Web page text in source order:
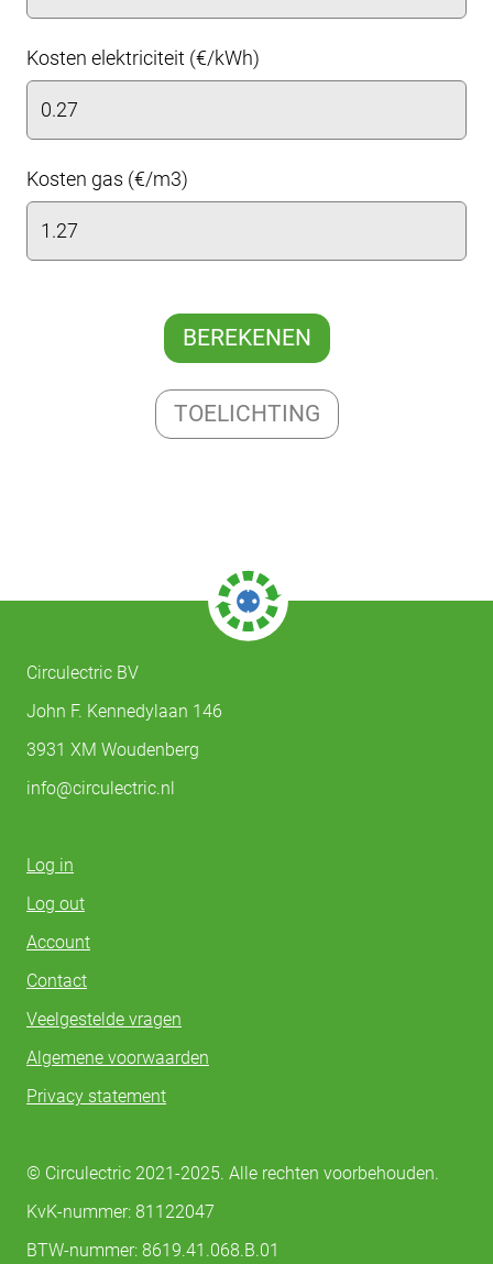
Kosten elektriciteit (€/kWh)
Kosten gas (€/m3)
BEREKENEN
TOELICHTING
Circulectric BV
John F. Kennedylaan 146
3931 XM Woudenberg
info@circulectric.nl
Log in
Log out
Account
Contact
Veelgestelde vragen
Algemene voorwaarden
Privacy statement
© Circulectric 2021-2025. Alle rechten voorbehouden.
KvK-nummer: 81122047
BTW-nummer: 8619.41.068.B.01